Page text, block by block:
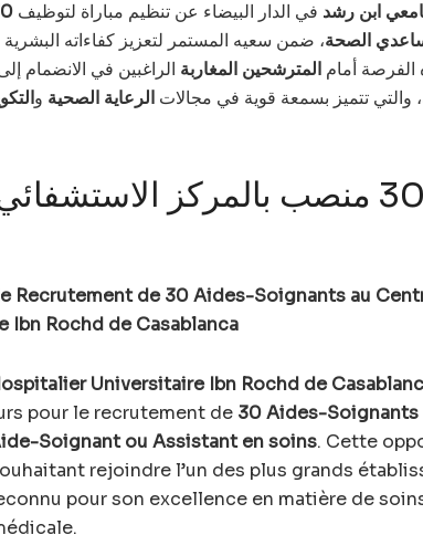
ابن رشد في الدار البيضاء عن تنظيم مباراة لتوظيف 30
الصحة، ضمن سعيه المستمر لتعزيز كفاءاته البشرية
الفرصة أمام المترشحين المغاربة الراغبين في الانضمام
والتي تتميز بسمعة قوية في مجالات الرعاية الصحية و
مباراة توظيف 30 منصب بالمركز
Recrutement de 30 Aides-Soignants au
Ibn Rochd de Casablanca
Universitaire Ibn Rochd de
pour le recrutement de 30 Aides-Soignants
Soignant ou Assistant en soins. Cette
rejoindre l’un des plus grands
pour son excellence en matière de